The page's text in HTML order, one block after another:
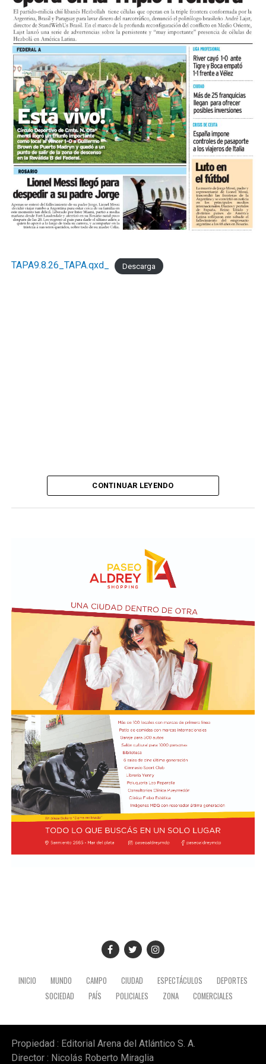
En cuanto a las utilidades, solo el 15,9% las califica
como buenas, mientras que el 28,6% las califica como
malas y el 6,3% como pésimas.
Comparado con junio, el mes registró una variación
positiva del 1,2%, una lectura de corto plazo influida
por la estacionalidad del receso invernal que no
modifica el diagnóstico de fondo. UCIP monitorea
mensualmente la actividad del comercio minorista
marplatense a través del DESE y pone estos resultados a
disposición de los actores públicos y privados con un
objetivo concreto: que las decisiones de política
económica estén informadas por la realidad del sector
que genera empleo formal, paga sus obligaciones y
sostiene la actividad comercial de Mar del Pata
."Necesitamos la recomposición el poder adquisitivo y el
TAPA9.8.26_TAPA.qxd_ Descarga
CONTINUAR LEYENDO
INICIO MUNDO CAMPO CIUDAD ESPECTÁCULOS
DEPORTES
SOCIEDAD
PAÍS POLICIALES ZONA COMERCIALES
Propiedad : Editorial Arena del Atlántico S. A.
Director : Nicolás Roberto Miraglia